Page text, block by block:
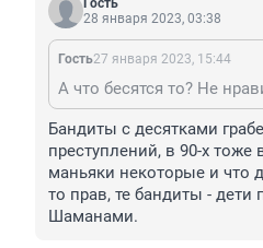
Гость
28 января 2023, 03:38
Гость27 января 2023, 15:44
Бандиты с десятками
преступлений, в 90-х тоже
маньяки некоторые и что
то прав, те бандиты -
Шаманами.